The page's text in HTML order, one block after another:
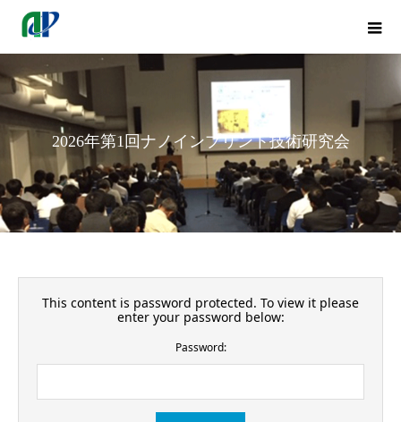
2026年第1回ナノインプリント技術研究会
This content is password protected. To view it please
enter your password below:
Password: